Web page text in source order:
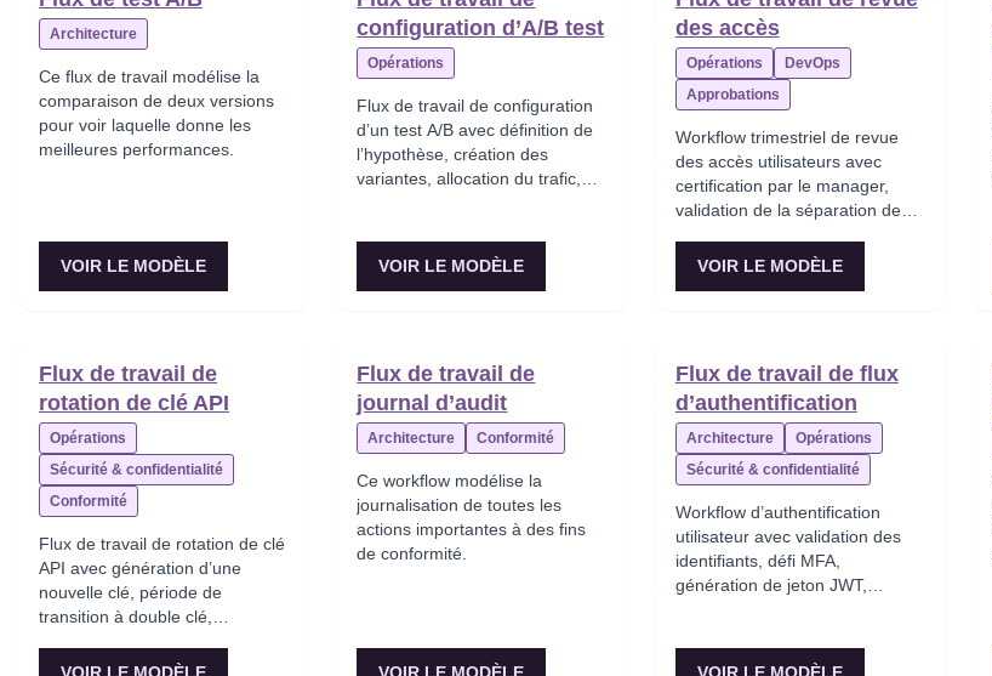
Architecture
Ce flux de travail modélise la
comparaison de deux versions
pour voir laquelle donne les
meilleures performances.
VOIR LE MODÈLE
configuration d’A/B test
Opérations
Flux de travail de configuration
d’un test A/B avec définition de
l’hypothèse, création des
variantes, allocation du trafic,
VOIR LE MODÈLE
des accès
Opérations
DevOps
Approbations
Workflow trimestriel de revue
des accès utilisateurs avec
certification par le manager,
validation de la séparation des
et reporting de conformité pour
VOIR LE MODÈLE
Flux de travail de
rotation de clé API
Opérations
Sécurité & confidentialité
Conformité
Flux de travail de rotation de clé
API avec génération d’une
nouvelle clé, période de
transition à double clé,
dépréciation de l’ancienne clé et
Flux de travail de
journal d’audit
Architecture Conformité
Ce workflow modélise la
journalisation de toutes les
actions importantes à des fins
de conformité.
Flux de travail de flux
d’authentification
Architecture
Opérations
Sécurité & confidentialité
Workflow d’authentification
utilisateur avec validation des
identifiants, défi MFA,
génération de jeton JWT,